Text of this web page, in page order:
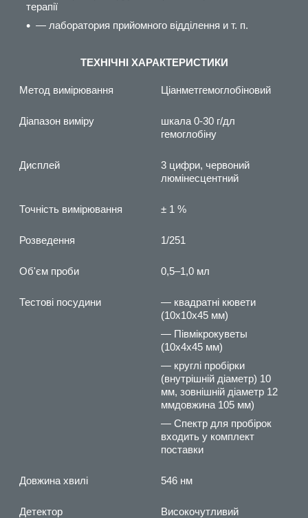
терапії
— лаборатория прийомного відділення и т. п.
ТЕХНІЧНІ ХАРАКТЕРИСТИКИ
Метод вимірювання Ціанметгемоглобіновий
Діапазон виміру
шкала 0-30 г/дл
гемоглобіну
Дисплей
3 цифри, червоний
люмінесцентний
Точність вимірювання ± 1 %
Розведення 1/251
Об'єм проби 0,5–1,0 мл
Тестові посудини
— квадратні кювети
(10x10x45 мм)
— Півмікрокуветы
(10x4x45 мм)
— круглі пробірки
(внутрішній діаметр) 10
мм, зовнішній діаметр 12
ммдовжина 105 мм)
— Спектр для пробірок
входить у комплект
поставки
Довжина хвилі 546 нм
Детектор
Високочутливий